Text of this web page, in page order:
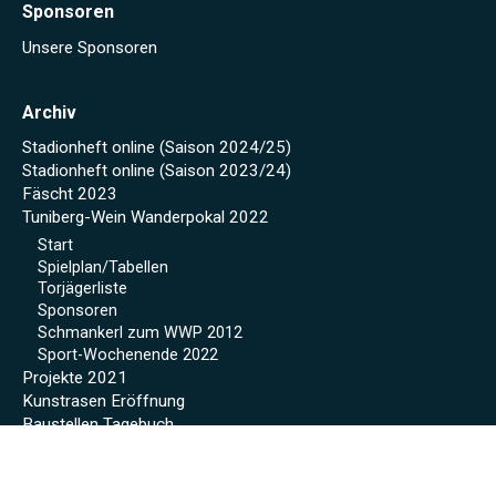
Sponsoren
Unsere Sponsoren
Archiv
Stadionheft online (Saison 2024/25)
Stadionheft online (Saison 2023/24)
Fäscht 2023
Tuniberg-Wein Wanderpokal 2022
Start
Spielplan/Tabellen
Torjägerliste
Sponsoren
Schmankerl zum WWP 2012
Sport-Wochenende 2022
Projekte 2021
Kunstrasen Eröffnung
Baustellen Tagebuch